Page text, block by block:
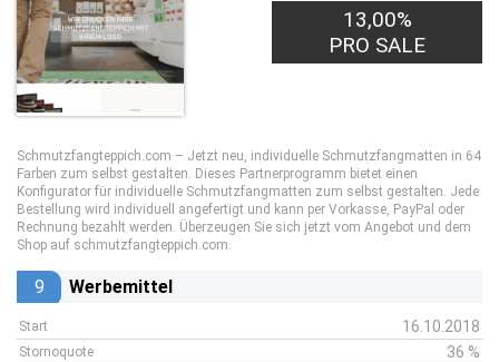
13,00%
PRO SALE
Schmutzfangteppich.com – Jetzt neu, individuelle Schmutzfangmatten in 64
Farben zum selbst gestalten. Dieses Partnerprogramm bietet einen
Konfigurator für individuelle Schmutzfangmatten zum selbst gestalten. Jede
Bestellung wird individuell angefertigt und kann per Vorkasse, PayPal oder
Rechnung bezahlt werden. Überzeugen Sie sich jetzt vom Angebot und dem
Shop auf schmutzfangteppich.com.
9 Werbemittel
Start 16.10.2018
Stornoquote 36 %